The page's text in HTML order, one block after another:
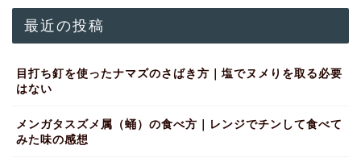
最近の投稿
目打ち釘を使ったナマズのさばき方｜塩でヌメりを取る必要
はない
メンガタスズメ属（蛹）の食べ方｜レンジでチンして食べて
みた味の感想